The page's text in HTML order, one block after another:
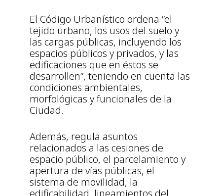
El Código Urbanístico ordena “el
tejido urbano, los usos del suelo y
las cargas públicas, incluyendo los
espacios públicos y privados, y las
edificaciones que en éstos se
desarrollen”, teniendo en cuenta las
condiciones ambientales,
morfológicas y funcionales de la
Ciudad.
Además, regula asuntos
relacionados a las cesiones de
espacio público, el parcelamiento y
apertura de vías públicas, el
sistema de movilidad, la
edificabilidad, lineamientos del